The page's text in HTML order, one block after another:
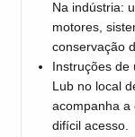
Na indústria:
motores,
conservação
Instruções de
Lub no local
acompanha a
difícil acesso.